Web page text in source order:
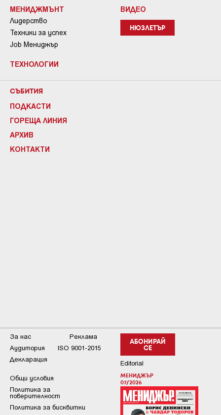
МЕНИДЖМЪНТ
Лидерство
Техники за успех
Job Мениджър
ТЕХНОЛОГИИ
ВИДЕО
НЮЗЛЕТЪР
СЪБИТИЯ
ПОДКАСТИ
ГОРЕЩА ЛИНИЯ
АРХИВ
КОНТАКТИ
АБОНИРАЙ
СЕ
Editorial
МЕНИДЖЪР
07/2026
За нас
Реклама
Аудитория
ISO 9001-2015
Декларация
Общи условия
Пoлитикa зa
пoвepитeлнocт
Политика за бисквитки